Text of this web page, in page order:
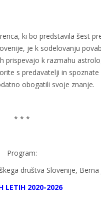
ki bo predstavila šest
je k sodelovanju
prispevajo k razmahu
s predavatelji in
obogatili svoje znanje.
* * *
Program:
društva Slovenije, Berna
LETIH 2020-2026